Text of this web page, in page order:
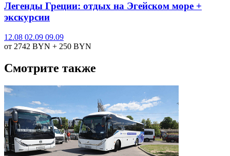
Легенды Греции: отдых на Эгейском море +
экскурсии
12.08 02.09 09.09
от 2742 BYN + 250 BYN
Смотрите также